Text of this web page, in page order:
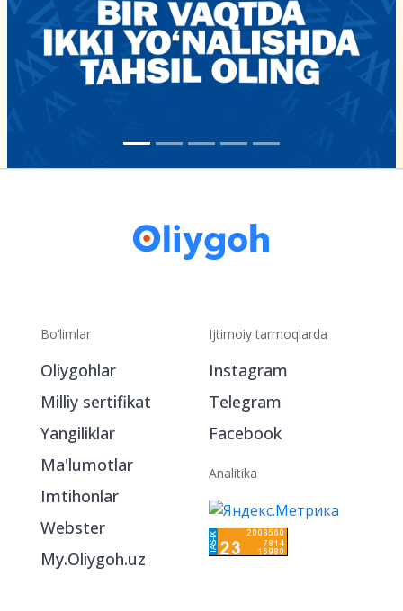
Bo‘limlar
Oliygohlar
Milliy sertifikat
Yangiliklar
Ma'lumotlar
Imtihonlar
Webster
My.Oliygoh.uz
Ijtimoiy tarmoqlarda
Instagram
Telegram
Facebook
Analitika